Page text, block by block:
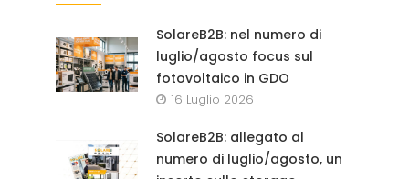
SolareB2B: nel numero di
luglio/agosto focus sul
fotovoltaico in GDO
16 Luglio 2026
SolareB2B: allegato al
numero di luglio/agosto, un